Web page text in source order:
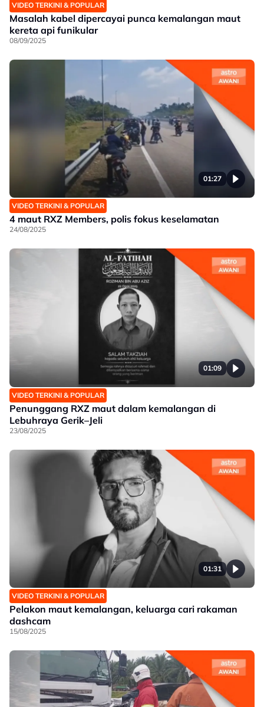
VIDEO TERKINI & POPULAR
Masalah kabel dipercayai punca kemalangan maut
kereta api funikular
08/09/2025
01:27
VIDEO TERKINI & POPULAR
4 maut RXZ Members, polis fokus keselamatan
24/08/2025
01:09
VIDEO TERKINI & POPULAR
Penunggang RXZ maut dalam kemalangan di
Lebuhraya Gerik–Jeli
23/08/2025
01:31
VIDEO TERKINI & POPULAR
Pelakon maut kemalangan, keluarga cari rakaman
dashcam
15/08/2025